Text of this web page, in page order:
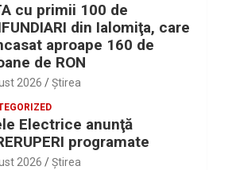
cu primii 100 de
din Ialomiţa, care
aproape 160 de
de RON
2026 Ştirea
Electrice anunţă
programate
2026 Ştirea